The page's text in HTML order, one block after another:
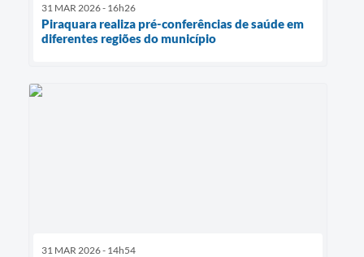
31 MAR 2026 - 16h26
Piraquara realiza pré-conferências de saúde em
diferentes regiões do município
31 MAR 2026 - 14h54